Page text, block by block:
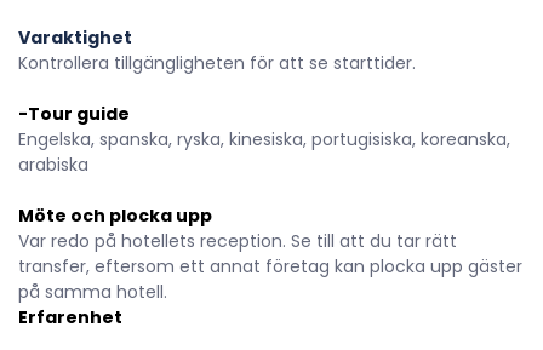
Varaktighet
Kontrollera tillgängligheten för att se starttider.
-Tour guide
Engelska, spanska, ryska, kinesiska, portugisiska, koreanska,
arabiska
Möte och plocka upp
Var redo på hotellets reception. Se till att du tar rätt
transfer, eftersom ett annat företag kan plocka upp gäster
på samma hotell.
Erfarenhet